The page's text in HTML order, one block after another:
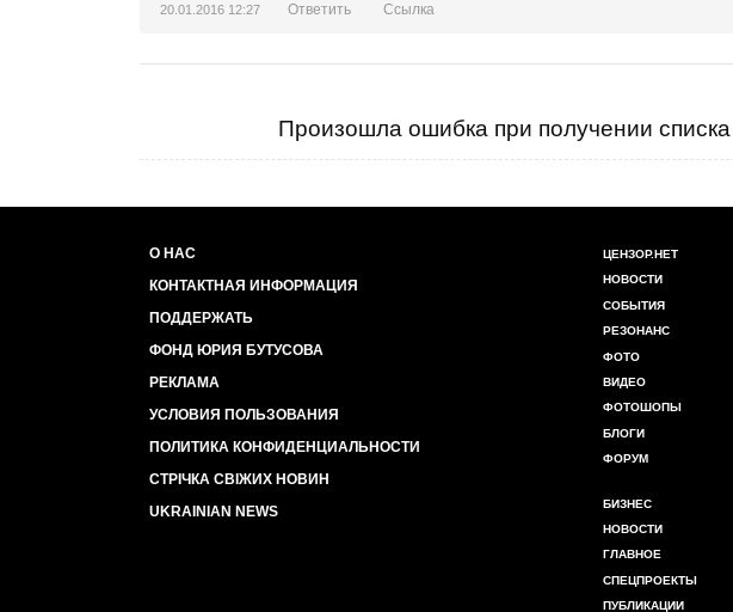
20.01.2016 12:27 Ответить Ссылка
Произошла ошибка при получении
О НАС
КОНТАКТНАЯ ИНФОРМАЦИЯ
ПОДДЕРЖАТЬ
ФОНД ЮРИЯ БУТУСОВА
РЕКЛАМА
УСЛОВИЯ ПОЛЬЗОВАНИЯ
ПОЛИТИКА КОНФИДЕНЦИАЛЬНОСТИ
СТРІЧКА СВІЖИХ НОВИН
UKRAINIAN NEWS
ЦЕНЗОР.НЕТ
НОВОСТИ
СОБЫТИЯ
РЕЗОНАНС
ФОТО
ВИДЕО
ФОТОШОПЫ
БЛОГИ
ФОРУМ
БИЗНЕС
НОВОСТИ
ГЛАВНОЕ
СПЕЦПРОЕКТЫ
ПУБЛИКАЦИИ